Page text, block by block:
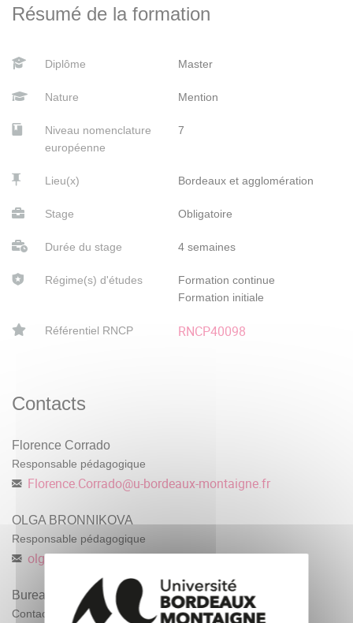
Résumé de la formation
Diplôme Master
Nature Mention
Niveau nomenclature
européenne
7
Lieu(x) Bordeaux et agglomération
Stage Obligatoire
Durée du stage 4 semaines
Régime(s) d'études
Formation continue
Formation initiale
Référentiel RNCP RNCP40098
Contacts
Florence Corrado
Responsable pédagogique
Florence.Corrado@u-bordeaux-montaigne.fr
OLGA BRONNIKOVA
Responsable pédagogique
olga.bronnikova@u-bordeaux-montaigne.fr
Bureau des masters Études slaves
Contact administratif